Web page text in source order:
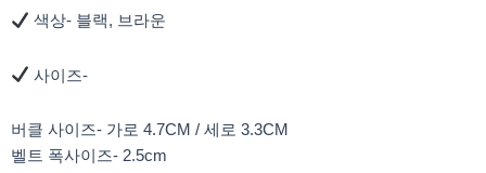
색상- 블랙, 브라운
사이즈-
버클 사이즈- 가로 4.7CM / 세로 3.3CM
벨트 폭사이즈- 2.5cm